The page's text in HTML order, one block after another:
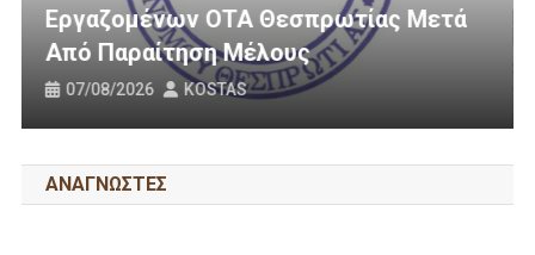
Μετά
3 Εκατομμύρια Ευρώ Για
Οδοποιία Στον Δήμο
31/07/2026 KOSTAS
ΑΝΑΓΝΩΣΤΕΣ